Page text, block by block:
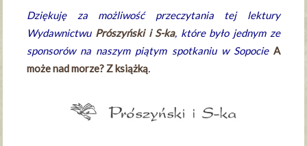
Dziękuję za możliwość przeczytania tej lektury
Wydawnictwu Prószyński i S-ka, które było jednym ze
sponsorów na naszym piątym spotkaniu w Sopocie A
może nad morze? Z książką